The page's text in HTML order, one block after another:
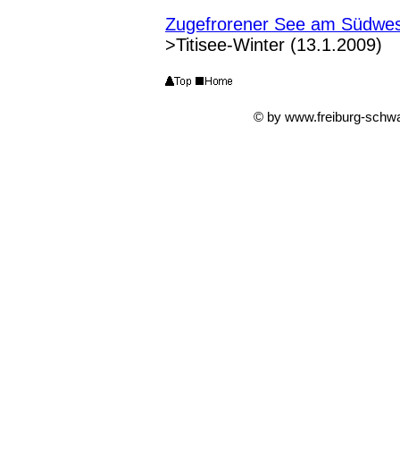
Zugefrorener See am
>Titisee-Winter (13.1.2009)
© by www.freiburg-